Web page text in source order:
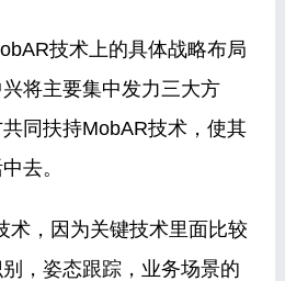
技术上的具体战略布局
将主要集中发力三大方
同扶持MobAR技术，使其
去。
术，因为关键技术里面比较
，姿态跟踪，业务场景的